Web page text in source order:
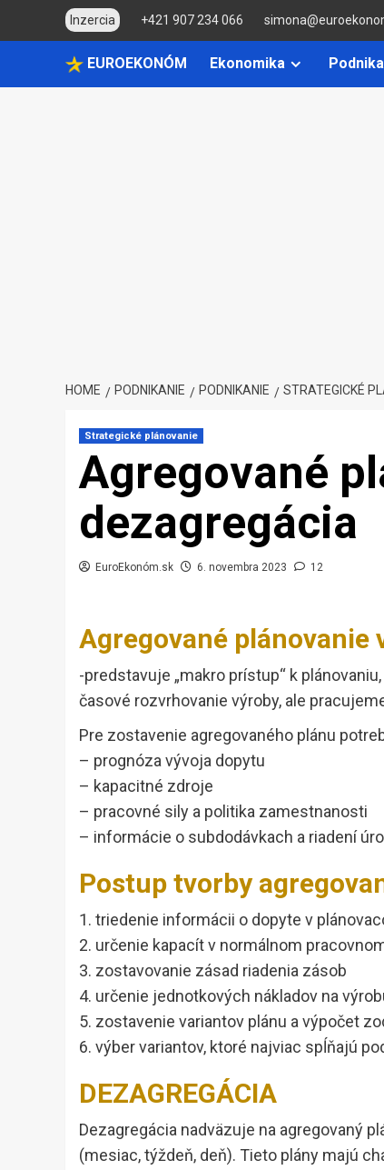
Inzercia +421 907 234 066
EUROEKONÓM Ekonomika
HOME PODNIKANIE PODNIKANIE STRATEGICKÉ
Strategické plánovanie
Agregované
dezagregácia
EuroEkonóm.sk 6. novembra 2023 12
Agregované plánovanie
-predstavuje „makro prístup“ k
časové rozvrhovanie výroby, ale
Pre zostavenie agregovaného plánu
– prognóza vývoja dopytu
– kapacitné zdroje
– pracovné sily a politika zamestnanosti
– informácie o subdodávkach a riadení
Postup tvorby
1. triedenie informácii o dopyte v
2. určenie kapacít v normálnom
3. zostavovanie zásad riadenia zásob
4. určenie jednotkových nákladov na
5. zostavenie variantov plánu a výpočet
6. výber variantov, ktoré najviac spĺňajú
DEZAGREGÁCIA
Dezagregácia nadväzuje na agregovaný
(mesiac, týždeň, deň). Tieto plány majú